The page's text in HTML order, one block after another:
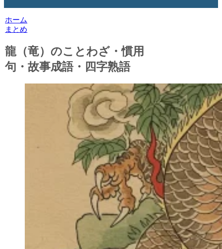
ホーム
まとめ
龍（竜）のことわざ・慣用
句・故事成語・四字熟語